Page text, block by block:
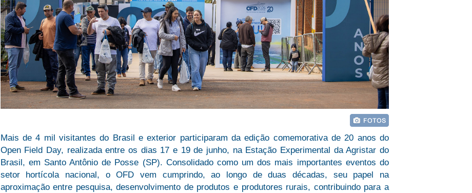
Mais de 4 mil visitantes do Brasil e exterior participaram da edição comemorativa de 20 anos do
Open Field Day, realizada entre os dias 17 e 19 de junho, na Estação Experimental da Agristar do
Brasil, em Santo Antônio de Posse (SP). Consolidado como um dos mais importantes eventos do
setor hortícola nacional, o OFD vem cumprindo, ao longo de duas décadas, seu papel na
aproximação entre pesquisa, desenvolvimento de produtos e produtores rurais, contribuindo para a